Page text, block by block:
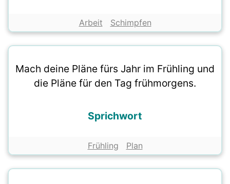
Arbeit Schimpfen
Mach deine Pläne fürs Jahr im Frühling und
die Pläne für den Tag frühmorgens.
Sprichwort
Frühling Plan